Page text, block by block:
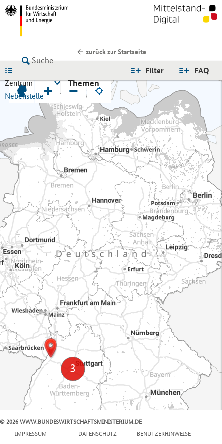
zurück zur Startseite
FAQ
Filter
Zentrum
Nebenstelle
Themen
+ −
© 2026 WWW.BUNDESWIRTSCHAFTSMINISTERIUM.DE
IMPRESSUM
DATENSCHUTZ BENUTZERHINWEISE